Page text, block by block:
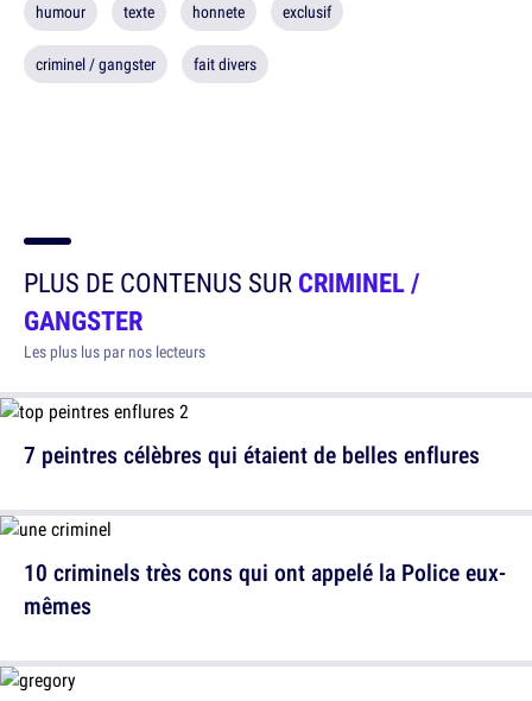
humour texte honnete exclusif
criminel / gangster fait divers
PLUS DE CONTENUS SURCRIMINEL /
GANGSTER
Les plus lus par nos lecteurs
7 peintres célèbres qui étaient de belles enflures
10 criminels très cons qui ont appelé la Police eux-
mêmes